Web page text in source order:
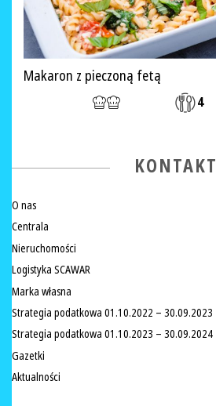
Makaron z pieczoną fetą
4
KONTAKT
O nas
Centrala
Nieruchomości
Logistyka SCAWAR
Marka własna
Strategia podatkowa 01.10.2022 – 30.09.2023
Strategia podatkowa 01.10.2023 – 30.09.2024
Gazetki
Aktualności